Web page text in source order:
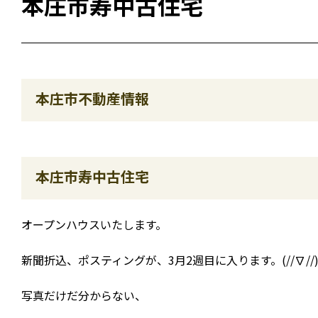
本庄市不動産情報
本庄市寿中古住宅
オープンハウスいたします。
新聞折込、ポスティングが、3月2週目に入ります。(//∇//)
写真だけだ分からない、